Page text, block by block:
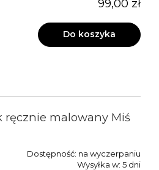
99,00 zł
Do koszyka
ręcznie malowany Miś
Dostępność: na wyczerpaniu
Wysyłka w: 5 dni